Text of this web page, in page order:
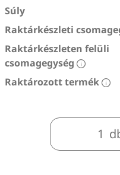
Súly
Raktárkészleti
Raktárkészleten felüli
csomagegység
Raktározott termék